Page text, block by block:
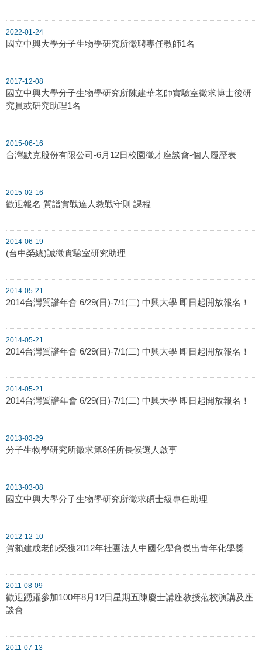
2022-01-24
國立中興大學分子生物學研究所徵聘專任教師1名
2017-12-08
國立中興大學分子生物學研究所陳建華老師實驗室徵求博士後研
究員或研究助理1名
2015-06-16
台灣默克股份有限公司-6月12日校園徵才座談會-個人履歷表
2015-02-16
歡迎報名 質譜實戰達人教戰守則 課程
2014-06-19
(台中榮總)誠徵實驗室研究助理
2014-05-21
2014台灣質譜年會 6/29(日)-7/1(二) 中興大學 即日起開放報名！
2014-05-21
2014台灣質譜年會 6/29(日)-7/1(二) 中興大學 即日起開放報名！
2014-05-21
2014台灣質譜年會 6/29(日)-7/1(二) 中興大學 即日起開放報名！
2013-03-29
分子生物學研究所徵求第8任所長候選人啟事
2013-03-08
國立中興大學分子生物學研究所徵求碩士級專任助理
2012-12-10
賀賴建成老師榮獲2012年社團法人中國化學會傑出青年化學獎
2011-08-09
歡迎踴躍參加100年8月12日星期五陳慶士講座教授蒞校演講及座
談會
2011-07-13